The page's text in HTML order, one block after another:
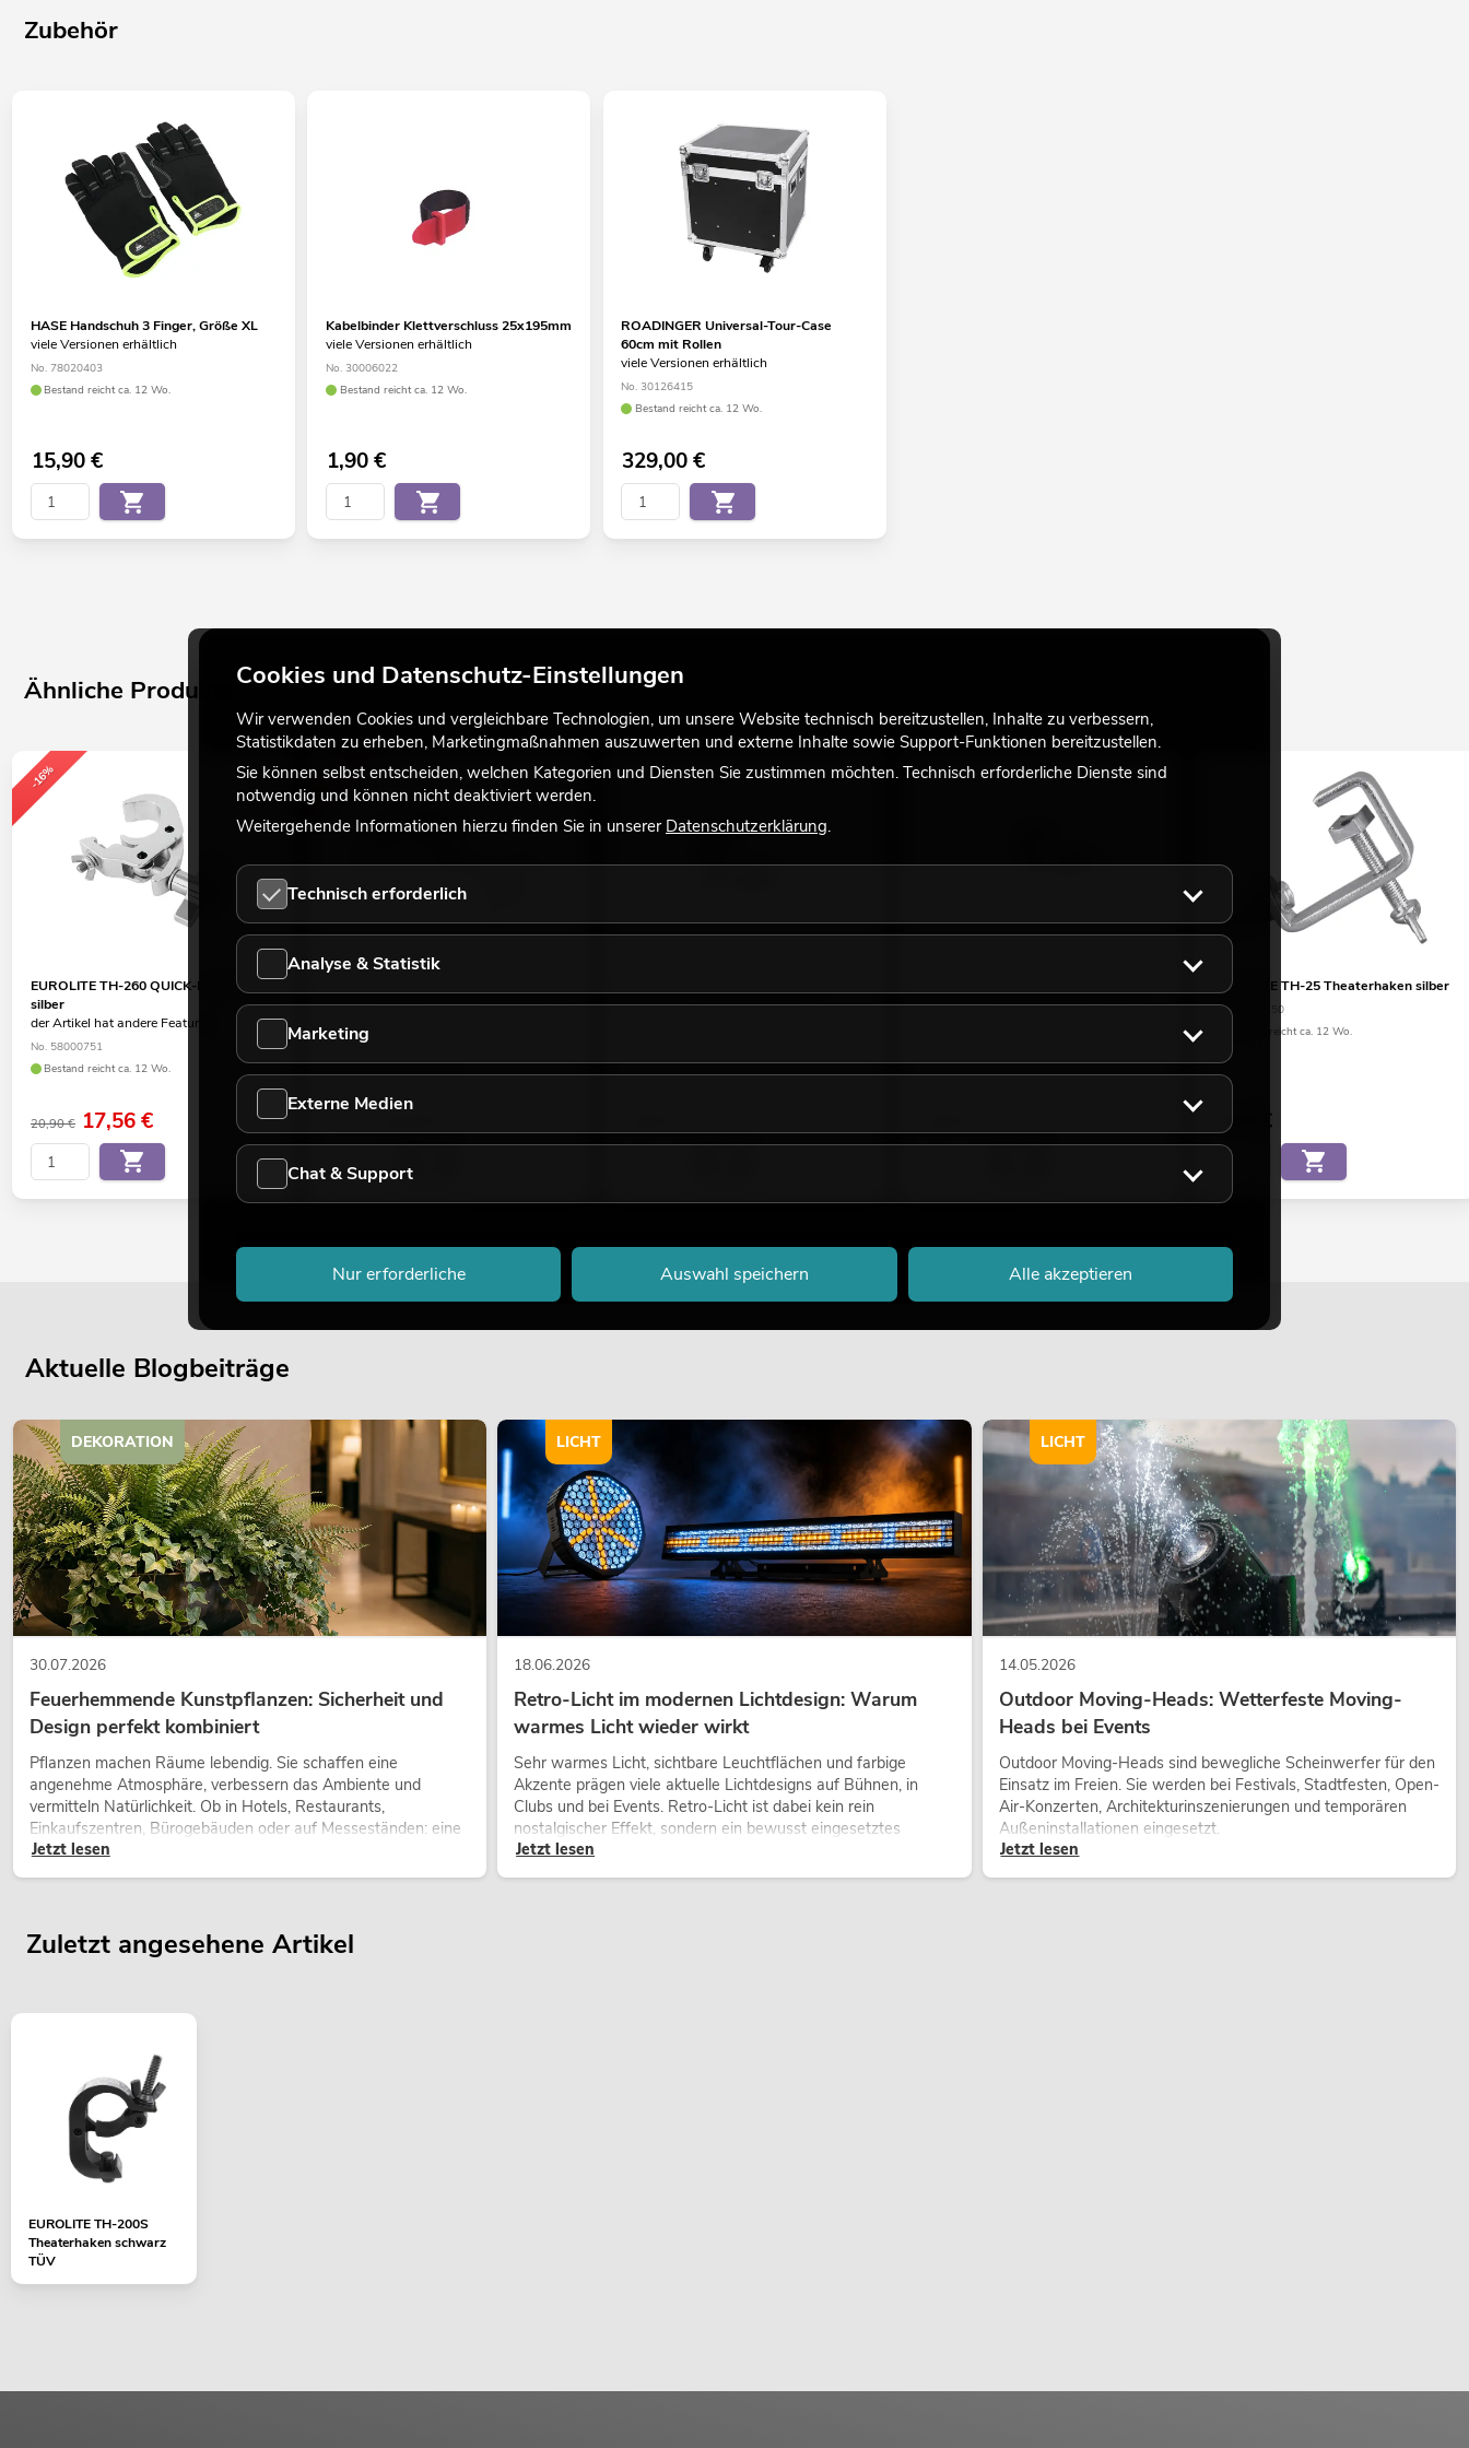
Zubehör
HASE Handschuh 3 Finger, Größe XL
viele Versionen erhältlich
No. 78020403
Bestand reicht ca. 12 Wo.
15,90€
Kabelbinder Klettverschluss 25x195mm
viele Versionen erhältlich
No. 30006022
Bestand reicht ca. 12 Wo.
1,90€
ROADINGER Universal-Tour-Case
60cm mit Rollen
viele Versionen erhältlich
No. 30126415
Bestand reicht ca. 12 Wo.
329,00€
Ähnliche Produkte
-16%
EUROLITE TH-260 QUICK-LOCK Haken
silber
der Artikel hat andere Features
No. 58000751
Bestand reicht ca. 12 Wo.
20,90 € 17,56€
-16%
silber
No. 58000760
Bestand reicht ca. 12 Wo.
schwarz
No. 58000390
EUROLITE TH-25 Theaterhaken silber
No. 58000450
Bestand reicht ca. 12 Wo.
3,90 €
Aktuelle Blogbeiträge
30.07.2026
Feuerhemmende Kunstpflanzen: Sicherheit und
Design perfekt kombiniert
Pflanzen machen Räume lebendig. Sie schaffen eine
angenehme Atmosphäre, verbessern das Ambiente und
vermitteln Natürlichkeit. Ob in Hotels, Restaurants,
Einkaufszentren, Bürogebäuden oder auf Messeständen: eine
hochwertige Begrünung gehört heute längst zum modernen
Raumkonzept.
Jetzt lesen
DEKORATION
18.06.2026
Retro-Licht im modernen Lichtdesign: Warum
warmes Licht wieder wirkt
Sehr warmes Licht, sichtbare Leuchtflächen und farbige
Akzente prägen viele aktuelle Lichtdesigns auf Bühnen, in
Clubs und bei Events. Retro-Licht ist dabei kein rein
nostalgischer Effekt, sondern ein bewusst eingesetztes
Gestaltungsmittel: Es schafft Atmosphäre, gibt Szenen
Charakter und kann technische LED-Setups emotionaler
Jetzt lesen
LICHT
14.05.2026
Outdoor Moving-Heads: Wetterfeste Moving-
Heads bei Events
Outdoor Moving-Heads sind bewegliche Scheinwerfer für den
Einsatz im Freien. Sie werden bei Festivals, Stadtfesten, Open-
Air-Konzerten, Architekturinszenierungen und temporären
Außeninstallationen eingesetzt.
Jetzt lesen
LICHT
Zuletzt angesehene Artikel
EUROLITE TH-200S
Theaterhaken schwarz
TÜV
Cookies und Datenschutz-Einstellungen
Wir verwenden Cookies und vergleichbare Technologien, um unsere Website technisch bereitzustellen, Inhalte zu verbessern,
Statistikdaten zu erheben, Marketingmaßnahmen auszuwerten und externe Inhalte sowie Support-Funktionen bereitzustellen.
Sie können selbst entscheiden, welchen Kategorien und Diensten Sie zustimmen möchten. Technisch erforderliche Dienste sind
notwendig und können nicht deaktiviert werden.
Weitergehende Informationen hierzu finden Sie in unserer Datenschutzerklärung.
Technisch erforderlich
Analyse & Statistik
Marketing
Externe Medien
Chat & Support
Nur erforderliche Auswahl speichern Alle akzeptieren